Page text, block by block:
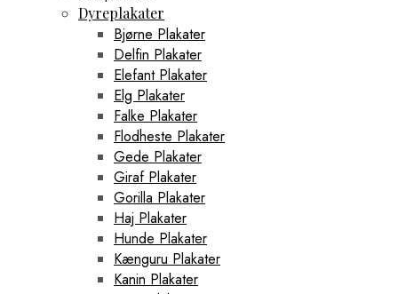
Dyreplakater
Bjørne Plakater
Delfin Plakater
Elefant Plakater
Elg Plakater
Falke Plakater
Flodheste Plakater
Gede Plakater
Giraf Plakater
Gorilla Plakater
Haj Plakater
Hunde Plakater
Kænguru Plakater
Kanin Plakater